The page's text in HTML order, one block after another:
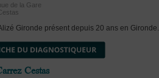
de la Gare
Gironde présent depuis 20 ans en Gironde...
Cestas